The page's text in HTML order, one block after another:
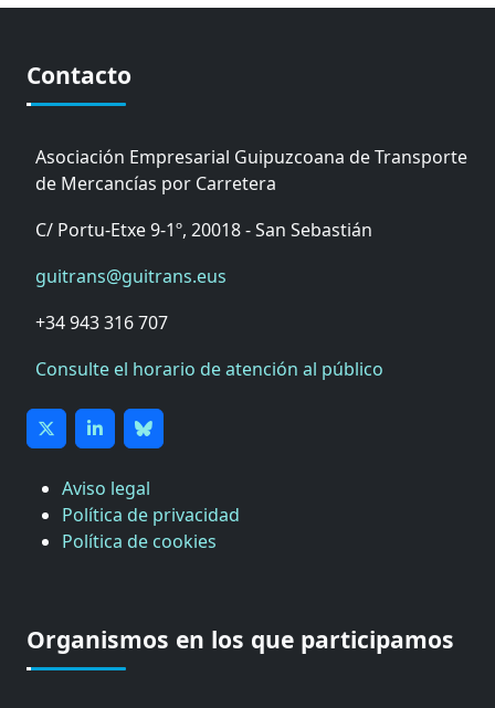
Contacto
Asociación Empresarial Guipuzcoana de Transporte
de Mercancías por Carretera
C/ Portu-Etxe 9-1º, 20018 - San Sebastián
guitrans@guitrans.eus
+34 943 316 707
Consulte el horario de atención al público
Aviso legal
Política de privacidad
Política de cookies
Organismos en los que participamos